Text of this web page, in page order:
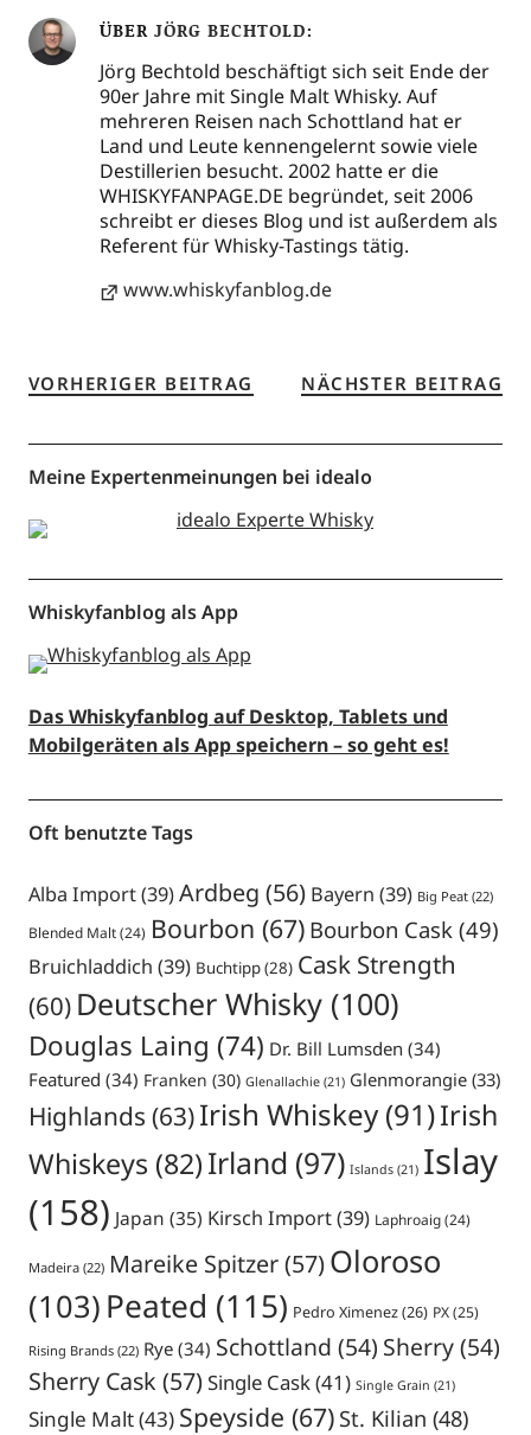
ÜBER JÖRG BECHTOLD
Jörg Bechtold beschäftigt sich seit Ende der
90er Jahre mit Single Malt Whisky. Auf
mehreren Reisen nach Schottland hat er
Land und Leute kennengelernt sowie viele
Destillerien besucht. 2002 hatte er die
WHISKYFANPAGE.DE begründet, seit 2006
schreibt er dieses Blog und ist außerdem als
Referent für Whisky-Tastings tätig.
www.whiskyfanblog.de
VORHERIGER BEITRAG NÄCHSTER BEITRAG
Meine Expertenmeinungen bei idealo
Whiskyfanblog als App
Das Whiskyfanblog auf Desktop, Tablets und
Mobilgeräten als App speichern – so geht es!
Oft benutzte Tags
Alba Import(39)Ardbeg (56) Bayern (39) Big Peat(22)
Blended Malt(24) Bourbon (67) Bourbon Cask(49)
Bruichladdich (39) Buchtipp(28) Cask Strength
(60) Deutscher Whisky(100)
Douglas Laing (74) Dr. Bill Lumsden (34)
Featured (34) Franken (30) Glenallachie(21) Glenmorangie(33)
Highlands (63)Irish Whiskey(91)Irish
Whiskeys (82)Irland (97) Islands(21) Islay
(158) Japan (35) Kirsch Import(39) Laphroaig(24)
Madeira(22) Mareike Spitzer(57)Oloroso
(103) Peated (115) Pedro Ximenez(26) PX(25)
Rising Brands(22) Rye(34) Schottland (54) Sherry(54)
Sherry Cask (57)Single Cask(41) Single Grain (21)
Single Malt(43) Speyside (67) St. Kilian (48)